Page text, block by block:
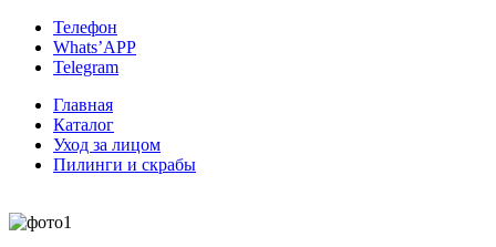
Телефон
Whats’APP
Telegram
Главная
Каталог
Уход за лицом
Пилинги и скрабы